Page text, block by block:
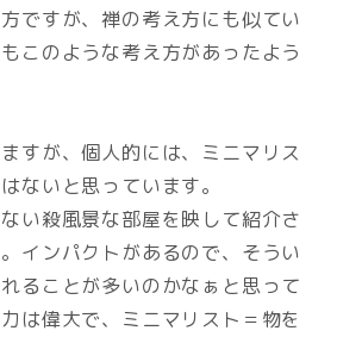
ですが、禅の考え方にも似てい
このような考え方があったよう
すが、個人的には、ミニマリス
ないと思っています。
い殺風景な部屋を映して紹介さ
インパクトがあるので、そうい
ることが多いのかなぁと思って
は偉大で、ミニマリスト＝物を